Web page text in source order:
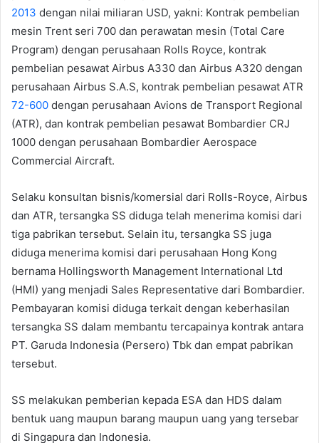
2013 dengan nilai miliaran USD, yakni: Kontrak pembelian
mesin Trent seri 700 dan perawatan mesin (Total Care
Program) dengan perusahaan Rolls Royce, kontrak
pembelian pesawat Airbus A330 dan Airbus A320 dengan
perusahaan Airbus S.A.S, kontrak pembelian pesawat ATR
72-600 dengan perusahaan Avions de Transport Regional
(ATR), dan kontrak pembelian pesawat Bombardier CRJ
1000 dengan perusahaan Bombardier Aerospace
Commercial Aircraft.
Selaku konsultan bisnis/komersial dari Rolls-Royce, Airbus
dan ATR, tersangka SS diduga telah menerima komisi dari
tiga pabrikan tersebut. Selain itu, tersangka SS juga
diduga menerima komisi dari perusahaan Hong Kong
bernama Hollingsworth Management International Ltd
(HMI) yang menjadi Sales Representative dari Bombardier.
Pembayaran komisi diduga terkait dengan keberhasilan
tersangka SS dalam membantu tercapainya kontrak antara
PT. Garuda Indonesia (Persero) Tbk dan empat pabrikan
tersebut.
SS melakukan pemberian kepada ESA dan HDS dalam
bentuk uang maupun barang maupun uang yang tersebar
di Singapura dan Indonesia.